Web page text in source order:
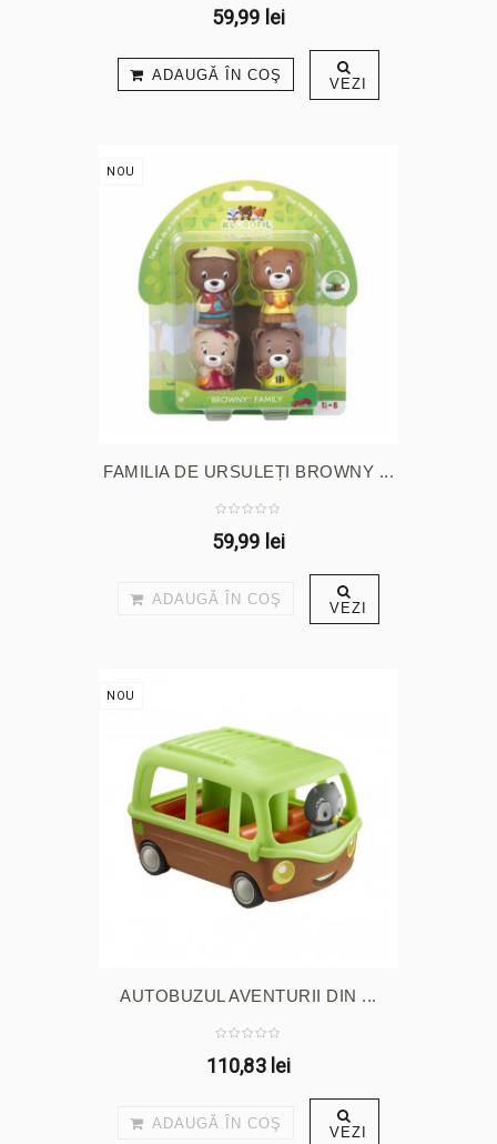
59,99 lei
ADAUGĂ ÎN COŞ VEZI
NOU
FAMILIA DE URSULEȚI BROWNY ...
59,99 lei
ADAUGĂ ÎN COŞ VEZI
NOU
AUTOBUZUL AVENTURII DIN ...
110,83 lei
ADAUGĂ ÎN COŞ VEZI